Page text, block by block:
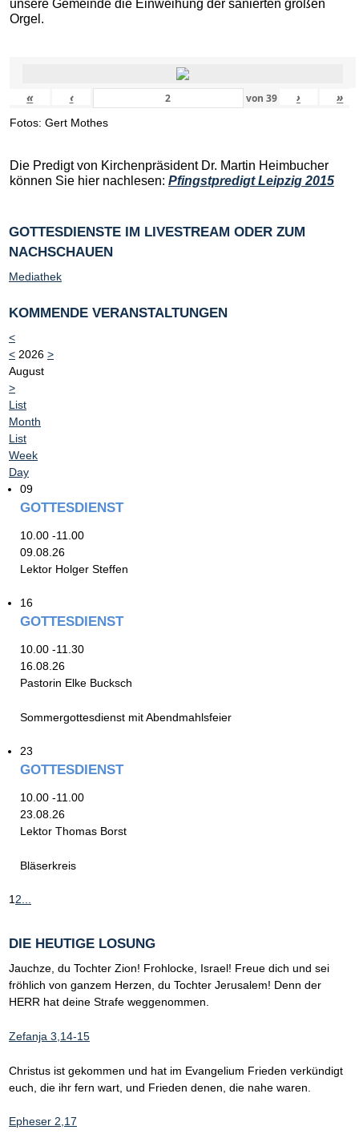
unsere Gemeinde die Einweihung der sanierten großen
Orgel.
« ‹ von 39 › »
Fotos: Gert Mothes
Die Predigt von Kirchenpräsident Dr. Martin Heimbucher
können Sie hier nachlesen: Pfingstpredigt Leipzig 2015
GOTTESDIENSTE IM LIVESTREAM ODER ZUM
NACHSCHAUEN
Mediathek
KOMMENDE VERANSTALTUNGEN
<
< 2026 >
August
>
List
Month
List
Week
Day
09
GOTTESDIENST
10.00 -11.00
09.08.26
Lektor Holger Steffen
16
GOTTESDIENST
10.00 -11.30
16.08.26
Pastorin Elke Bucksch
Sommergottesdienst mit Abendmahlsfeier
23
GOTTESDIENST
10.00 -11.00
23.08.26
Lektor Thomas Borst
Bläserkreis
12...
DIE HEUTIGE LOSUNG
Jauchze, du Tochter Zion! Frohlocke, Israel! Freue dich und sei
fröhlich von ganzem Herzen, du Tochter Jerusalem! Denn der
HERR hat deine Strafe weggenommen.
Zefanja 3,14-15
Christus ist gekommen und hat im Evangelium Frieden verkündigt
euch, die ihr fern wart, und Frieden denen, die nahe waren.
Epheser 2,17